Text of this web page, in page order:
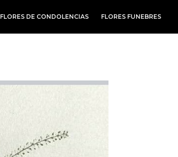
FLORES DE CONDOLENCIAS FLORES FUNEBRES